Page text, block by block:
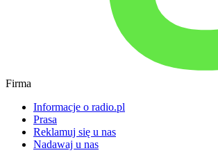
Firma
Informacje o radio.pl
Prasa
Reklamuj się u nas
Nadawaj u nas